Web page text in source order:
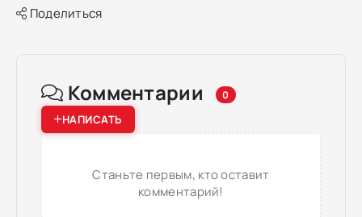
Поделиться
Комментарии 0
НАПИСАТЬ
Станьте первым, кто оставит
комментарий!